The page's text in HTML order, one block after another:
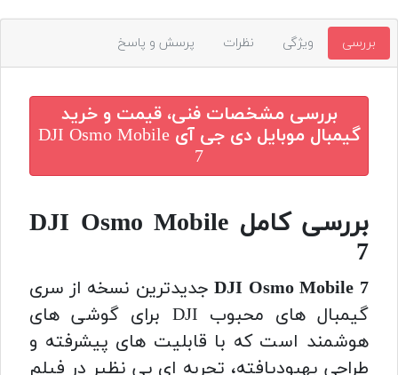
بررسی ویژگی نظرات پرسش و پاسخ
بررسی مشخصات فنی، قیمت و خرید
گیمبال موبایل دی جی آی DJI Osmo Mobile
7
بررسی کامل DJI Osmo Mobile
7
DJI Osmo Mobile 7جدیدترین نسخه از سری
گیمبال های محبوب DJI برای گوشی های
هوشمند است که با قابلیت های پیشرفته و
طراحی بهبودیافته، تجربه ای بی نظیر در فیلم